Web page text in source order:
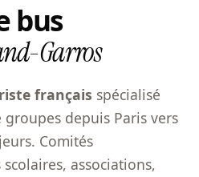
bus
Garros
français spécialisé
depuis Paris vers
Comités
associations,